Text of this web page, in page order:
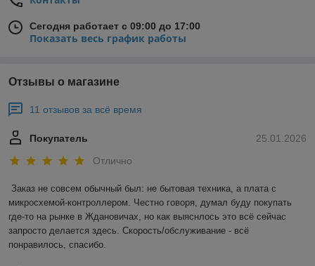
Сегодня работает с 09:00 до 17:00
Показать весь график работы
Отзывы о магазине
11 отзывов за всё время
25.01.2026
Покупатель
Отлично
Заказ не совсем обычный был: не бытовая техника, а плата с
микросхемой-контроллером. Честно говоря, думал буду покупать
где-то на рынке в Ждановичах, но как выяснлось это всё сейчас
запросто делается здесь. Скорость/обслуживание - всё
понравилось, спасибо.